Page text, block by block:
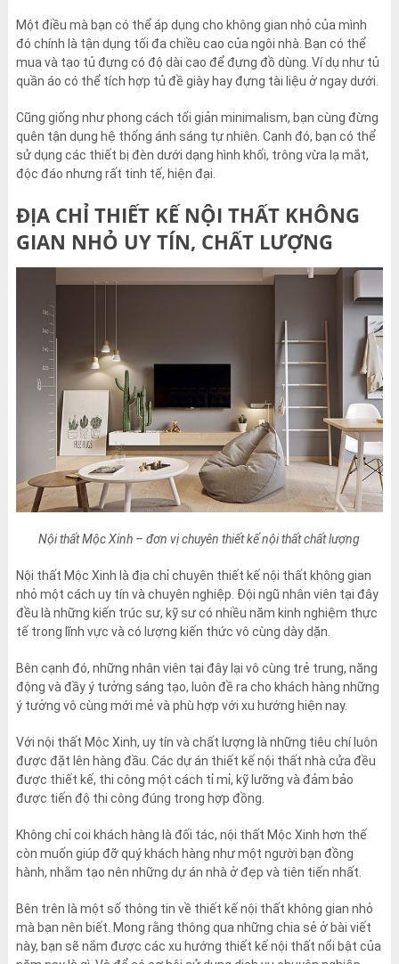
Một điều mà bạn có thể áp dụng cho không gian nhỏ của mình
đó chính là tận dụng tối đa chiều cao của ngôi nhà. Bạn có thể
mua và tạo tủ đựng có độ dài cao để đựng đồ dùng. Ví dụ như tủ
quần áo có thể tích hợp tủ đề giày hay đựng tài liệu ở ngay dưới.
Cũng giống như phong cách tối giản minimalism, bạn cùng đừng
quên tận dụng hệ thống ánh sáng tự nhiên. Cạnh đó, bạn có thể
sử dụng các thiết bị đèn dưới dạng hình khối, trông vừa lạ mắt,
độc đáo nhưng rất tinh tế, hiện đại.
ĐỊA CHỈ THIẾT KẾ NỘI THẤT KHÔNG
GIAN NHỎ UY TÍN, CHẤT LƯỢNG
Nội thất Mộc Xinh – đơn vị chuyên thiết kế nội thất chất lượng
Nội thất Mộc Xinh là địa chỉ chuyên thiết kế nội thất không gian
nhỏ một cách uy tín và chuyên nghiệp. Đội ngũ nhân viên tại đây
đều là những kiến trúc sư, kỹ sư có nhiều năm kinh nghiệm thực
tế trong lĩnh vực và có lượng kiến thức vô cùng dày dặn.
Bên cạnh đó, những nhân viên tại đây lại vô cùng trẻ trung, năng
động và đầy ý tưởng sáng tạo, luôn đề ra cho khách hàng những
ý tưởng vô cùng mới mẻ và phù hợp với xu hướng hiện nay.
Với nội thất Mộc Xinh, uy tín và chất lượng là những tiêu chí luôn
được đặt lên hàng đầu. Các dự án thiết kế nội thất nhà cửa đều
được thiết kế, thi công một cách tỉ mỉ, kỹ lưỡng và đảm bảo
được tiến độ thi công đúng trong hợp đồng.
Không chỉ coi khách hàng là đối tác, nội thất Mộc Xinh hơn thế
còn muốn giúp đỡ quý khách hàng như một người bạn đồng
hành, nhằm tạo nên những dự án nhà ở đẹp và tiên tiến nhất.
Bên trên là một số thông tin về thiết kế nội thất không gian nhỏ
mà bạn nên biết. Mong rằng thông qua những chia sẻ ở bài viết
này, bạn sẽ nắm được các xu hướng thiết kế nội thất nổi bật của